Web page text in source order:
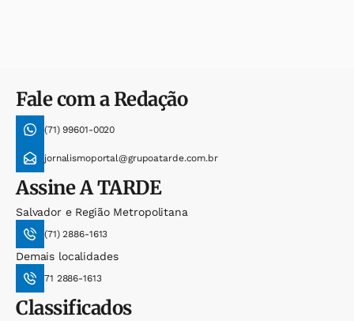
Fale com a Redação
(71) 99601-0020
jornalismoportal@grupoatarde.com.br
AssineA TARDE
Salvador e Região Metropolitana
(71) 2886-1613
Demais localidades
71 2886-1613
Classificados